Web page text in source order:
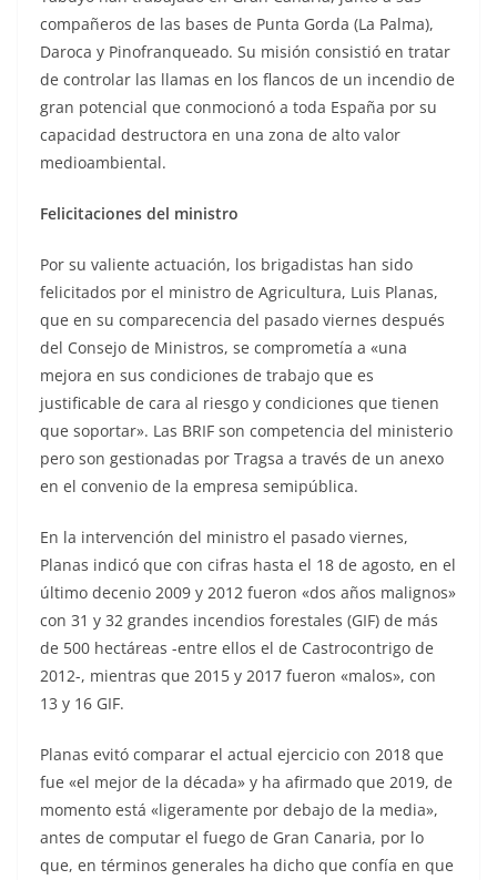
compañeros de las bases de Punta Gorda (La Palma),
Daroca y Pinofranqueado. Su misión consistió en tratar
de controlar las llamas en los flancos de un incendio de
gran potencial que conmocionó a toda España por su
capacidad destructora en una zona de alto valor
medioambiental.
Felicitaciones del ministro
Por su valiente actuación, los brigadistas han sido
felicitados por el ministro de Agricultura, Luis Planas,
que en su comparecencia del pasado viernes después
del Consejo de Ministros, se comprometía a «una
mejora en sus condiciones de trabajo que es
justificable de cara al riesgo y condiciones que tienen
que soportar». Las BRIF son competencia del ministerio
pero son gestionadas por Tragsa a través de un anexo
en el convenio de la empresa semipública.
En la intervención del ministro el pasado viernes,
Planas indicó que con cifras hasta el 18 de agosto, en el
último decenio 2009 y 2012 fueron «dos años malignos»
con 31 y 32 grandes incendios forestales (GIF) de más
de 500 hectáreas -entre ellos el de Castrocontrigo de
2012-, mientras que 2015 y 2017 fueron «malos», con
13 y 16 GIF.
Planas evitó comparar el actual ejercicio con 2018 que
fue «el mejor de la década» y ha afirmado que 2019, de
momento está «ligeramente por debajo de la media»,
antes de computar el fuego de Gran Canaria, por lo
que, en términos generales ha dicho que confía en que